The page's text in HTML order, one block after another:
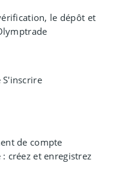
le dépôt et
de compte
créez et enregistrez